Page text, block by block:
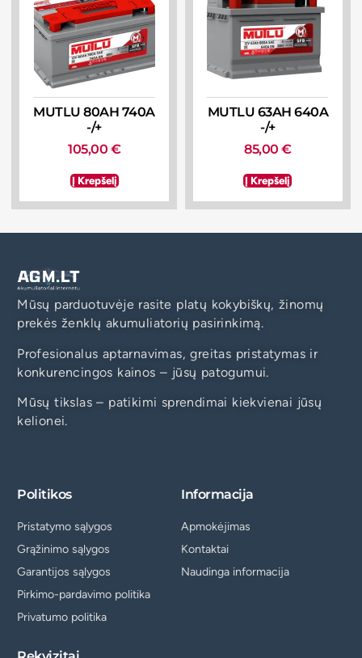
MUTLU 80AH 740A
-/+
105,00 €
Į Krepšelį
MUTLU 63AH 640A
-/+
85,00€
Į Krepšelį
Mūsų parduotuvėje rasite platų kokybiškų, žinomų
prekės ženklų akumuliatorių pasirinkimą.
Profesionalus aptarnavimas, greitas pristatymas ir
konkurencingos kainos – jūsų patogumui.
Mūsų tikslas – patikimi sprendimai kiekvienai jūsų
kelionei.
Politikos
Pristatymo sąlygos
Grąžinimo sąlygos
Garantijos sąlygos
Pirkimo-pardavimo politika
Privatumo politika
Informacija
Apmokėjimas
Kontaktai
Naudinga informacija